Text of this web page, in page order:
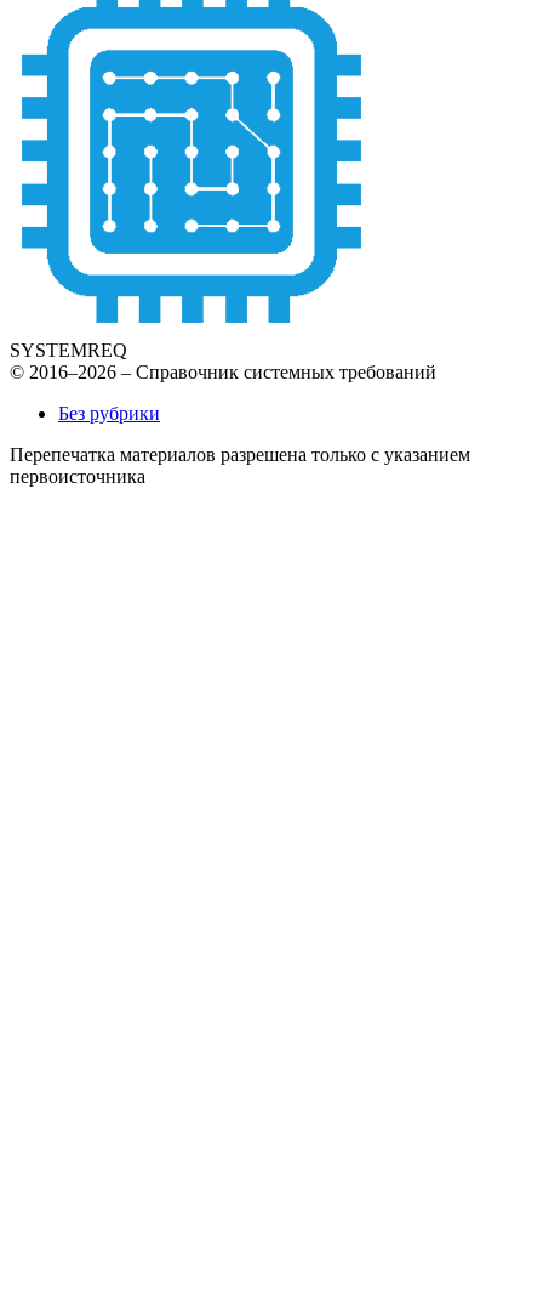
SYSTEMREQ
© 2016–2026 – Справочник системных требований
Без рубрики
Перепечатка материалов разрешена только с указанием
первоисточника